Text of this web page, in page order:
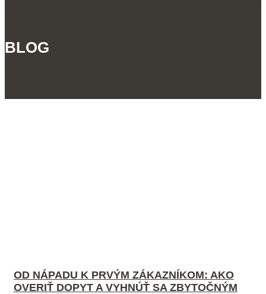
BLOG
OD NÁPADU K PRVÝM ZÁKAZNÍKOM: AKO
OVERIŤ DOPYT A VYHNÚŤ SA ZBYTOČNÝM